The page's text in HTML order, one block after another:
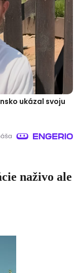
ukázal svoju
naživo ale